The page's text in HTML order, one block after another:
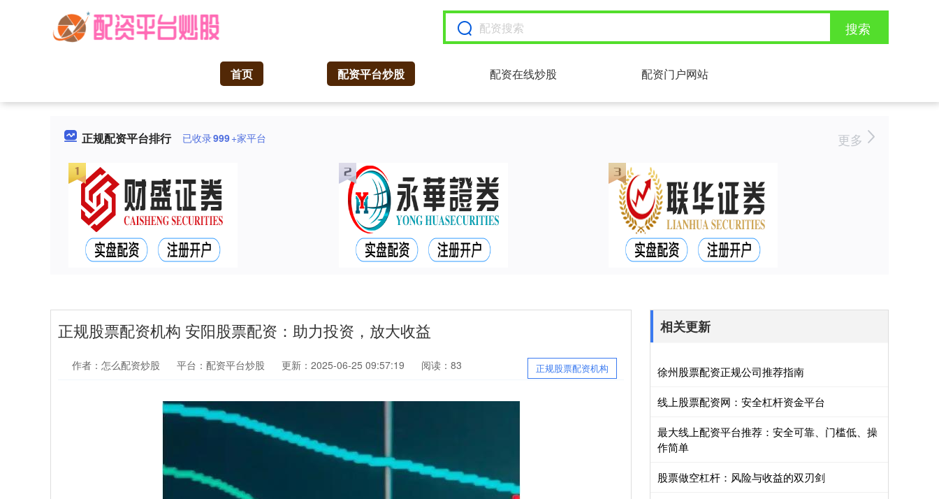
搜索
首页 配资平台炒股 配资在线炒股 配资门户网站
正规配资平台排行 已收录999+家平台 更多
正规股票配资机构 安阳股票配资：助力投资，放大收益
正规股票配资机构
作者：怎么配资炒股 平台：配资平台炒股 更新：2025-06-25 09:57:19 阅读：83
相关更新
徐州股票配资正规公司推荐指南
线上股票配资网：安全杠杆资金平台
最大线上配资平台推荐：安全可靠、门槛低、操
作简单
股票做空杠杆：风险与收益的双刃剑